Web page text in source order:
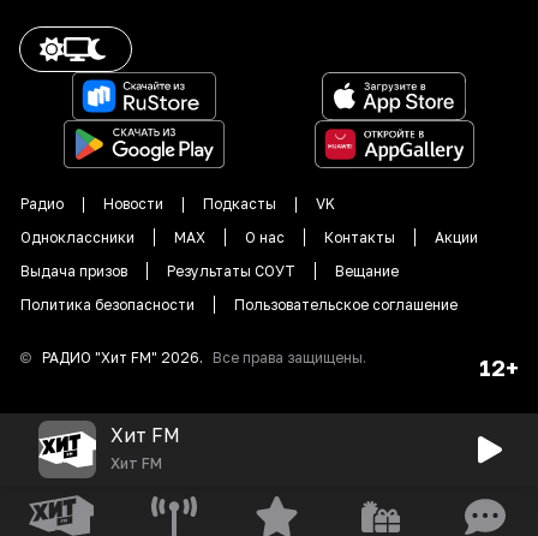
Радио Новости Подкасты
VK
Одноклассники
MAX О нас Контакты
Акции
Выдача призов
Результаты СОУТ
Вещание
Политика безопасности
Пользовательское соглашение
© РАДИО "Хит FM" 2026. Все права защищены. 12+
Хит FM
Хит FM